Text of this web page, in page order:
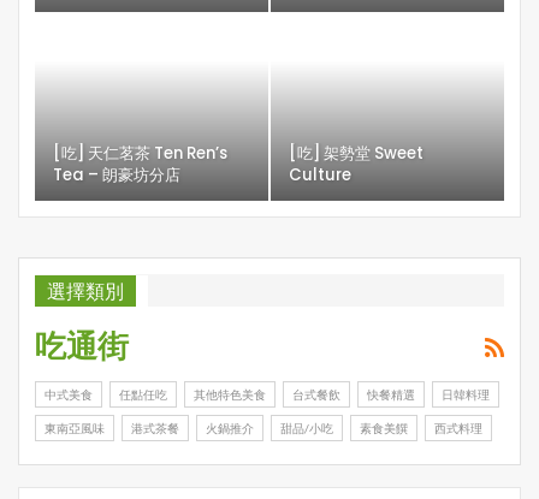
[吃] 天仁茗茶 Ten Ren’s
Tea – 朗豪坊分店
[吃] 架勢堂 Sweet
Culture
選擇類別
吃通街
中式美食 任點任吃 其他特色美食 台式餐飲 快餐精選 日韓料理
東南亞風味 港式茶餐 火鍋推介 甜品/小吃 素食美饌 西式料理